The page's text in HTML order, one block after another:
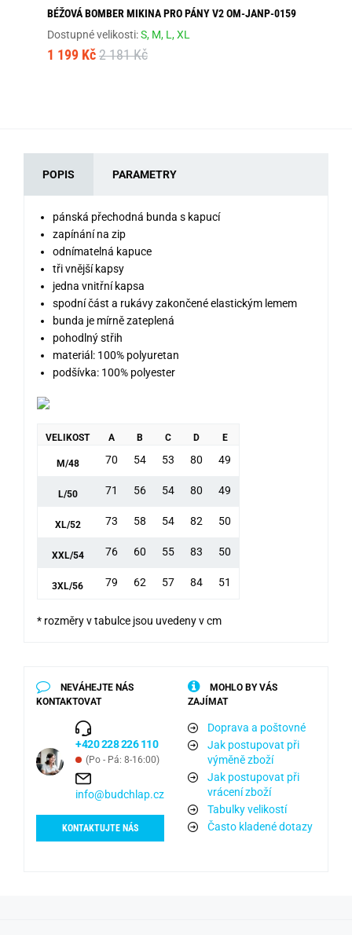
BÉŽOVÁ BOMBER MIKINA PRO PÁNY V2 OM-JANP-0159
Dostupné velikosti:S, M, L,XL
1 199 Kč 2 181 Kč
POPIS PARAMETRY
pánská přechodná bunda s kapucí
zapínání na zip
odnímatelná kapuce
tři vnější kapsy
jedna vnitřní kapsa
spodní část a rukávy zakončené elastickým lemem
bunda je mírně zateplená
pohodlný střih
materiál: 100% polyuretan
podšívka: 100% polyester
VELIKOST A B C D E
M/48 70 54 53 80 49
L/50 71 56 54 80 49
XL/52 73 58 54 82 50
XXL/54 76 60 55 83 50
3XL/56 79 62 57 84 51
* rozměry v tabulce jsou uvedeny v cm
NEVÁHEJTE NÁS
KONTAKTOVAT
+420 228 226 110
(Po - Pá: 8-16:00)
info@budchlap.cz
KONTAKTUJTE NÁS
MOHLO BY VÁS
ZAJÍMAT
Doprava a poštovné
Jak postupovat při
výměně zboží
Jak postupovat při
vrácení zboží
Tabulky velikostí
Často kladené dotazy